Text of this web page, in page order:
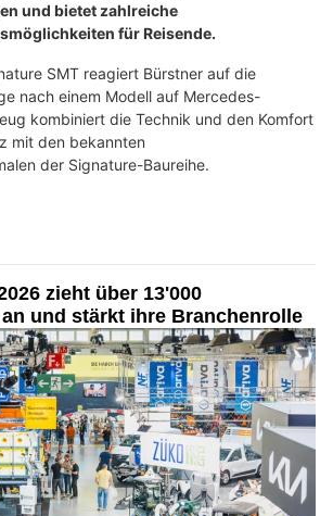
und bietet zahlreiche
für Reisende.
SMT reagiert Bürstner auf die
nach einem Modell auf Mercedes-
kombiniert die Technik und den Komfort
mit den bekannten
der Signature-Baureihe.
zieht über 13'000
und stärkt ihre Branchenrolle